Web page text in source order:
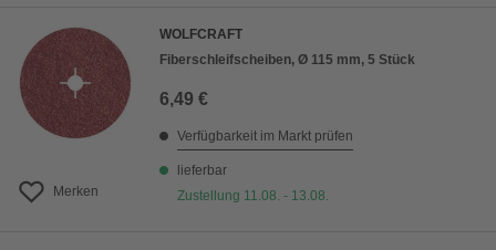
Merken
WOLFCRAFT
Fiberschleifscheiben, Ø 115 mm, 5 Stück
6,49 €
Verfügbarkeit im Markt prüfen
lieferbar
Zustellung 11.08. - 13.08.